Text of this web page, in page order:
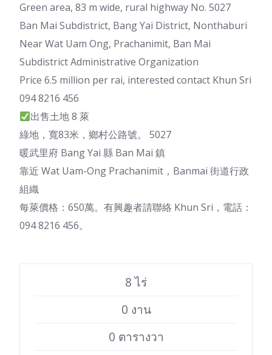
Green area, 83 m wide, rural highway No. 5027
Ban Mai Subdistrict, Bang Yai District, Nonthaburi
Near Wat Uam Ong, Prachanimit, Ban Mai
Subdistrict Administrative Organization
Price 6.5 million per rai, interested contact Khun Sri
094 8216 456
出售土地 8 萊
綠地，寬83米，鄉村公路號。 5027
暖武里府 Bang Yai 縣 Ban Mai 鎮
靠近 Wat Uam-Ong Prachanimit，Banmai 街道行政
組織
每萊價格：650萬。有興趣者請聯絡 Khun Sri，電話：
094 8216 456。
8 ไร่
0 งาน
0 ตารางวา